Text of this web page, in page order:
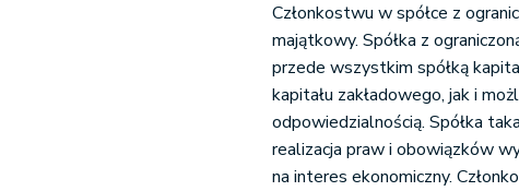
Członkostwu w spółce z
majątkowy. Spółka z
przede wszystkim spółką
kapitału zakładowego, jak i
odpowiedzialnością. Spółka
realizacja praw i obowiązków
na interes ekonomiczny.